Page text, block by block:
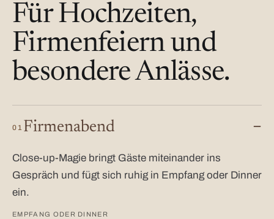
Für Hochzeiten,
Firmenfeiern und
besondere Anlässe.
01 Firmenabend
Close-up-Magie bringt Gäste miteinander ins
Gespräch und fügt sich ruhig in Empfang oder Dinner
ein.
EMPFANG ODER DINNER